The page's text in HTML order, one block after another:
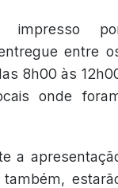
impresso
entre
8h00 às
onde
a